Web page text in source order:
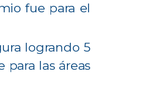
fue para el
logrando 5
las áreas